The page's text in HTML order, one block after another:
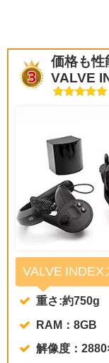
価格も性
VALVE
VALVE INDEX
重さ:約750g
RAM：8GB
解像度：